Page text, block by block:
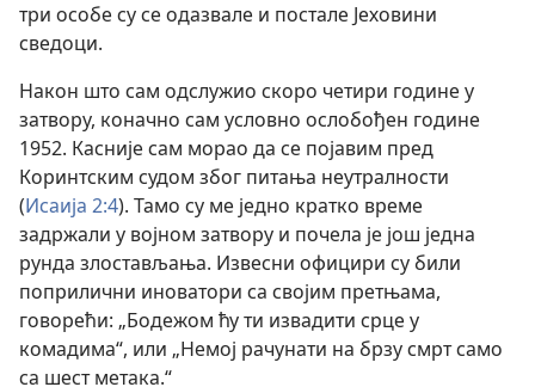
три особе су се одазвале и постале Јеховини
сведоци.
Након што сам одслужио скоро четири године у
затвору, коначно сам условно ослобођен године
1952. Касније сам морао да се појавим пред
Коринтским судом због питања неутралности
(Исаија 2:4). Тамо су ме једно кратко време
задржали у војном затвору и почела је још једна
рунда злостављања. Извесни официри су били
поприлични иноватори са својим претњама,
говорећи: „Бодежом ћу ти извадити срце у
комадима“, или „Немој рачунати на брзу смрт само
са шест метака.“